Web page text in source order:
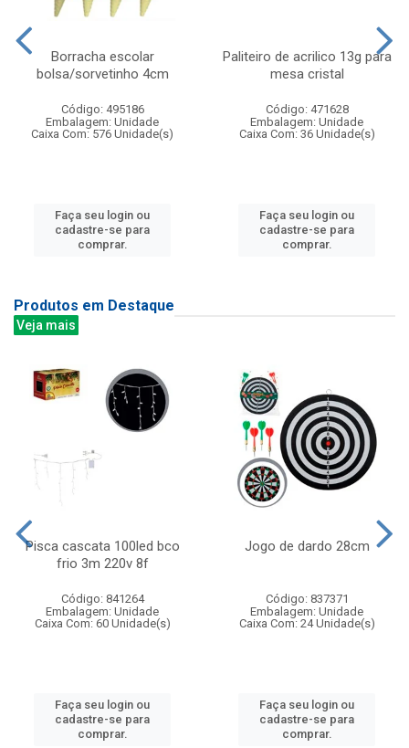
Borracha escolar
bolsa/sorvetinho 4cm
Código: 495186
Embalagem: Unidade
Caixa Com: 576 Unidade(s)
Faça seu login ou
cadastre-se para
comprar.
Paliteiro de acrilico 13g para
mesa cristal
Código: 471628
Embalagem: Unidade
Caixa Com: 36 Unidade(s)
Faça seu login ou
cadastre-se para
comprar.
Produtos em Destaque
Veja mais
Pisca cascata 100led bco
frio 3m 220v 8f
Código: 841264
Embalagem: Unidade
Caixa Com: 60 Unidade(s)
Faça seu login ou
cadastre-se para
comprar.
Jogo de dardo 28cm
Código: 837371
Embalagem: Unidade
Caixa Com: 24 Unidade(s)
Faça seu login ou
cadastre-se para
comprar.